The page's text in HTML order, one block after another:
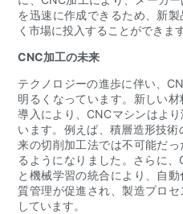
を迅速に作成できるため、新
く市場に投入することができます
CNC加工の未来
テクノロジーの進歩に伴い、
明るくなっています。新しい
導入により、CNCマシンはよ
います。例えば、積層造形技
来の切削加工法では不可能だ
るようになりました。さらに、
と機械学習の統合により、自
質管理が促進され、製造プロ
しています。